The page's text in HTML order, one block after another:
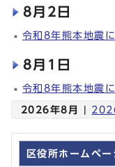
8月2日
令和8年熊本地震
8月1日
令和8年熊本地震
2026年8月
区役所ホームペー